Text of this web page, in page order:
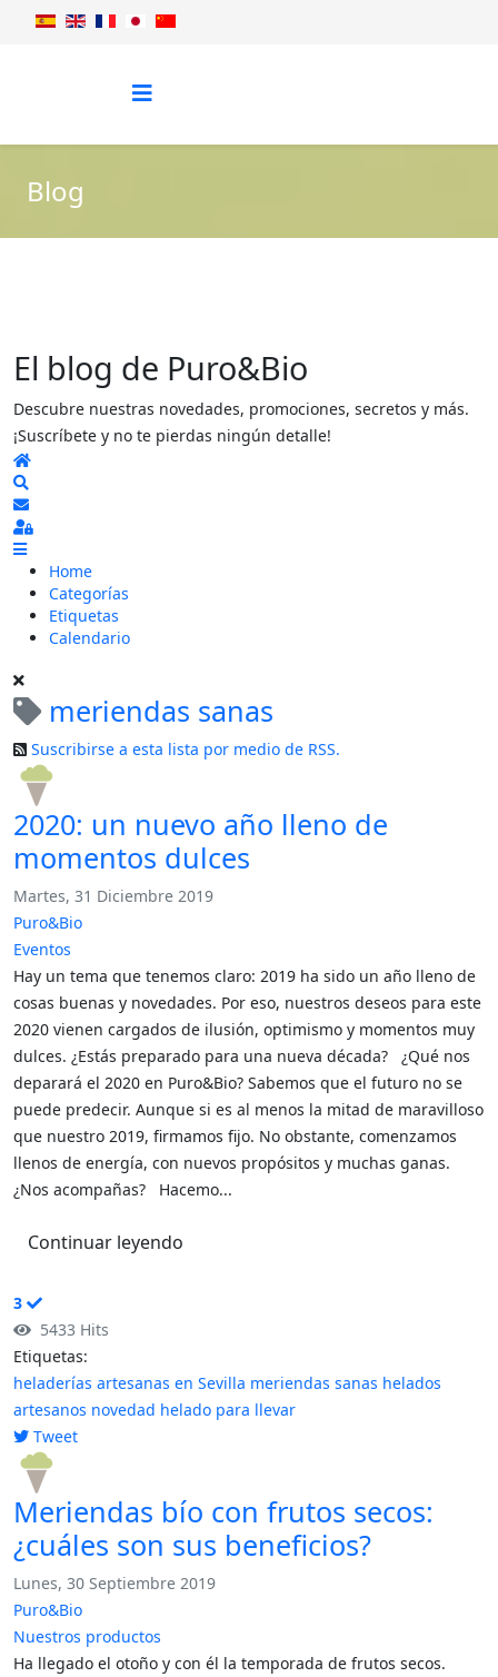
Blog
El blog de Puro&Bio
Descubre nuestras novedades, promociones, secretos y más.
¡Suscríbete y no te pierdas ningún detalle!
Home
Suscribirse a las actualizaciones
Sign In
Home
Categorías
Etiquetas
Calendario
meriendas sanas
Suscribirse a esta lista por medio de RSS.
2020: un nuevo año lleno de
momentos dulces
Martes, 31 Diciembre 2019
Puro&Bio
Eventos
Hay un tema que tenemos claro: 2019 ha sido un año lleno de
cosas buenas y novedades. Por eso, nuestros deseos para este
2020 vienen cargados de ilusión, optimismo y momentos muy
dulces. ¿Estás preparado para una nueva década? ¿Qué nos
deparará el 2020 en Puro&Bio? Sabemos que el futuro no se
puede predecir. Aunque si es al menos la mitad de maravilloso
que nuestro 2019, firmamos fijo. No obstante, comenzamos
llenos de energía, con nuevos propósitos y muchas ganas.
¿Nos acompañas? Hacemo...
Continuar leyendo
3
5433 Hits
Etiquetas:
heladerías artesanas en Sevilla meriendas sanas helados
artesanos novedad helado para llevar
Tweet
pinterest
Meriendas bío con frutos secos:
¿cuáles son sus beneficios?
Lunes, 30 Septiembre 2019
Puro&Bio
Nuestros productos
Ha llegado el otoño y con él la temporada de frutos secos.